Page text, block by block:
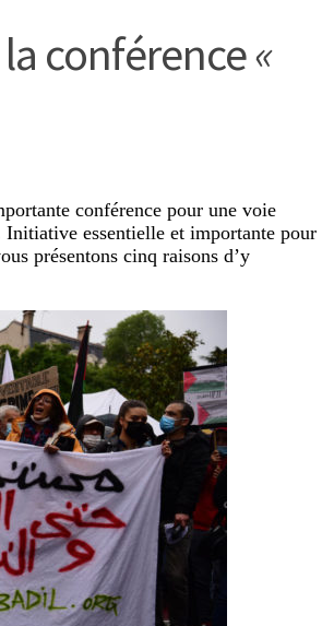
conférence«
conférence pour une voie
Initiative essentielle et importante pour
présentons cinq raisons d’y